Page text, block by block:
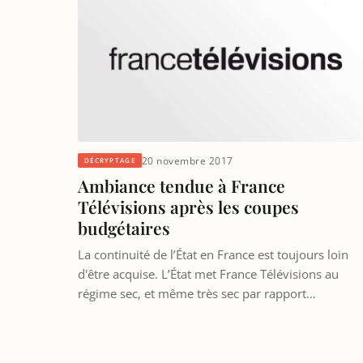
DÉCRYPTAGE 20 novembre 2017
Ambiance tendue à France
Télévisions après les coupes
budgétaires
La continuité de l’État en France est toujours loin
d'être acquise. L’État met France Télévisions au
régime sec, et même très sec par rapport…